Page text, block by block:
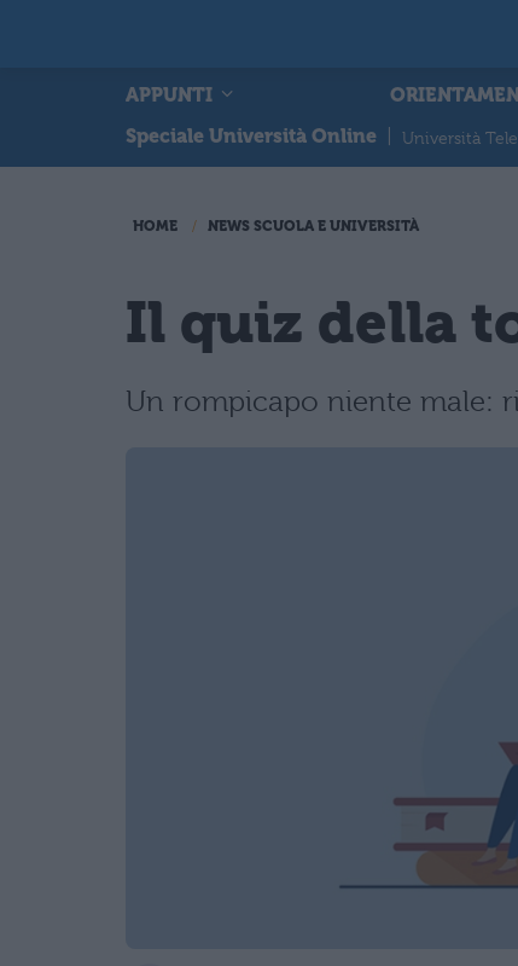
APPUNTI
Speciale Università Online
Università
HOME NEWS SCUOLA E UNIVERSITÀ
Il quiz della
Un rompicapo niente male: